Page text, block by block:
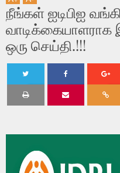
நீங்கள் ஐடிபிஐ
வாடிக்கையாளராக
ஒரு செய்தி.!!!
Shar Shar